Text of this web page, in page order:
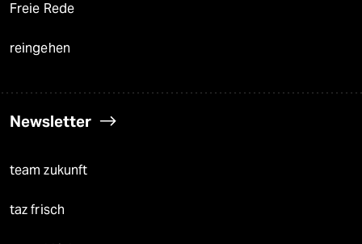
Freie Rede
reingehen
Newsletter
team zukunft
taz frisch